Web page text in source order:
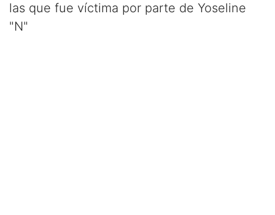
las que fue víctima por parte de Yoseline
"N"